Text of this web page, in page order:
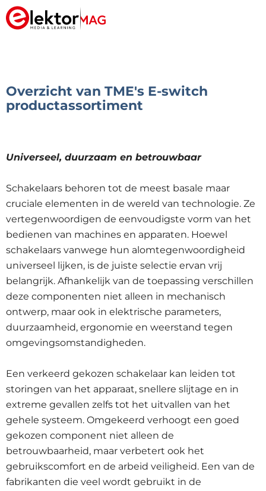
Overzicht van TME's E-switch
productassortiment
Universeel, duurzaam en betrouwbaar
Schakelaars behoren tot de meest basale maar
cruciale elementen in de wereld van technologie. Ze
vertegenwoordigen de eenvoudigste vorm van het
bedienen van machines en apparaten. Hoewel
schakelaars vanwege hun alomtegenwoordigheid
universeel lijken, is de juiste selectie ervan vrij
belangrijk. Afhankelijk van de toepassing verschillen
deze componenten niet alleen in mechanisch
ontwerp, maar ook in elektrische parameters,
duurzaamheid, ergonomie en weerstand tegen
omgevingsomstandigheden.
Een verkeerd gekozen schakelaar kan leiden tot
storingen van het apparaat, snellere slijtage en in
extreme gevallen zelfs tot het uitvallen van het
gehele systeem. Omgekeerd verhoogt een goed
gekozen component niet alleen de
betrouwbaarheid, maar verbetert ook het
gebruikscomfort en de arbeid veiligheid. Een van de
fabrikanten die veel wordt gebruikt in de